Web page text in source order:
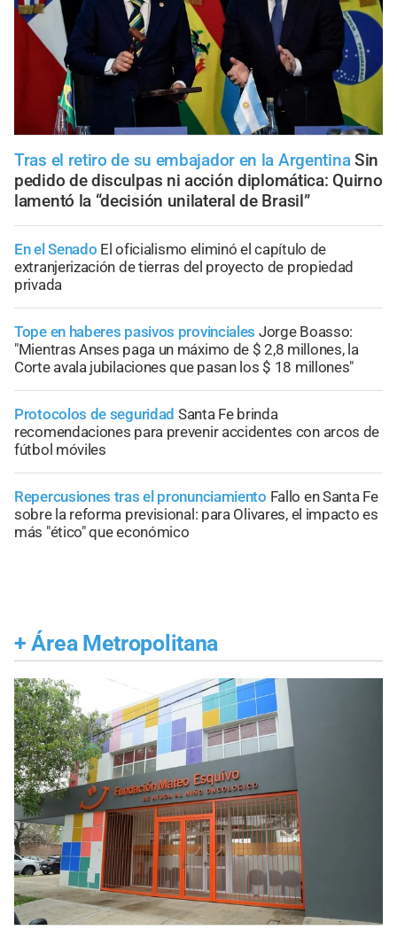
Tras el retiro de su embajador en la Argentina Sin
pedido de disculpas ni acción diplomática: Quirno
lamentó la “decisión unilateral de Brasil”
En el Senado El oficialismo eliminó el capítulo de
extranjerización de tierras del proyecto de propiedad
privada
Tope en haberes pasivos provinciales Jorge Boasso:
"Mientras Anses paga un máximo de $ 2,8 millones, la
Corte avala jubilaciones que pasan los $ 18 millones"
Protocolos de seguridad Santa Fe brinda
recomendaciones para prevenir accidentes con arcos de
fútbol móviles
Repercusiones tras el pronunciamiento Fallo en Santa Fe
sobre la reforma previsional: para Olivares, el impacto es
más "ético" que económico
+ Área Metropolitana